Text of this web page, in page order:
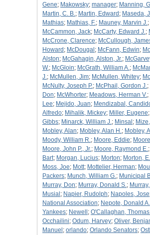
Gene; Makowsky; manager; Manning,
Martin, C. B.; Martin, Edward ; Maseda,
Mathias; Mathias, F.; Mauney, Marvin J.;
McCammon, Jack; McCarty, Edward J.;
McCrone, Clarence; McCullough,
Howard ; McDougal ; McFann, Edwin;
Alston; McGahagin, Alston, Jr.;
W.; McGloin; McGrath, William A.;
J.; McMullen, Jim; McMullen, Whitey;
McNulty, Joseph P.; McPhail, Gordon J.;
Don; McWhorter; Meadows, Herman V.;
Lee; Mejido, Juan; Mendizabal,
Alfredo; Mihalik, Mickey; Miller, Eugene;
Gibbs; Minarck, William J.; Minsal ;
Mobley, Alan; Mobley, Alan H.; Mobley,
Moody, William R.; Moore, Eddie;
Moore, John P., Jr.; Moore, Raymond E.;
Bart; Morgan, Lucius; Morton; Morton,
Moss, Joe; Mott; Mottelier, Herman;
Packers; Munch, William G.; Municipal
Murray, Don; Murray, Donald S.;
Musial ; Napier, Rudolph; Napoles, Jose
National Association; Nepote, Donald A.
Yankees; Newell ; O'Callaghan,
Occhailini; Odum, Harvey; Oliver,
Manuel ; orlando; Orlando Senators;